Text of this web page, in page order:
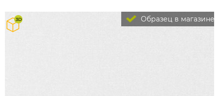
Образец в магазине